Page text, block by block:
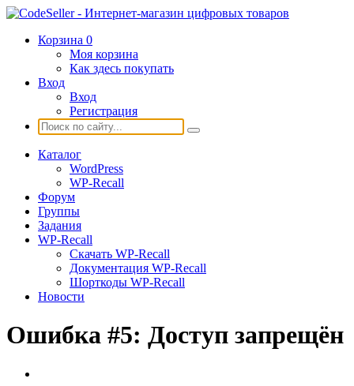
Корзина 0
Моя корзина
Как здесь покупать
Вход
Вход
Регистрация
Каталог
WordPress
WP-Recall
Форум
Группы
Задания
WP-Recall
Скачать WP-Recall
Документация WP-Recall
Шорткоды WP-Recall
Новости
Ошибка #5: Доступ запрещён